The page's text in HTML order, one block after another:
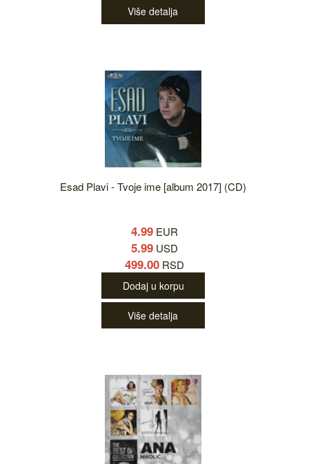
Više detalja
Esad Plavi - Tvoje ime [album 2017] (CD)
4.99 EUR
5.99 USD
499.00 RSD
Dodaj u korpu
Više detalja